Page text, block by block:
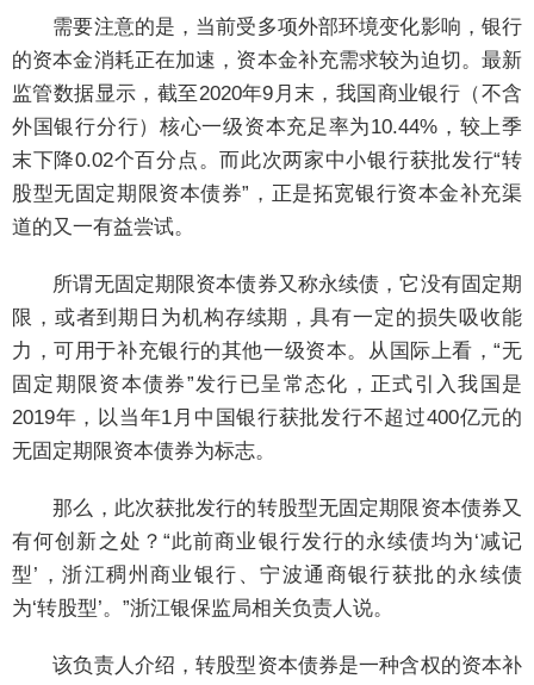
需要注意的是，当前受多项外部环境变化影响，银行
的资本金消耗正在加速，资本金补充需求较为迫切。最新
监管数据显示，截至2020年9月末，我国商业银行（不含
外国银行分行）核心一级资本充足率为10.44%，较上季
末下降0.02个百分点。而此次两家中小银行获批发行“转
股型无固定期限资本债券”，正是拓宽银行资本金补充渠
道的又一有益尝试。
所谓无固定期限资本债券又称永续债，它没有固定期
限，或者到期日为机构存续期，具有一定的损失吸收能
力，可用于补充银行的其他一级资本。从国际上看，“无
固定期限资本债券”发行已呈常态化，正式引入我国是
2019年，以当年1月中国银行获批发行不超过400亿元的
无固定期限资本债券为标志。
那么，此次获批发行的转股型无固定期限资本债券又
有何创新之处？“此前商业银行发行的永续债均为‘减记
型’，浙江稠州商业银行、宁波通商银行获批的永续债
为‘转股型’。”浙江银保监局相关负责人说。
该负责人介绍，转股型资本债券是一种含权的资本补